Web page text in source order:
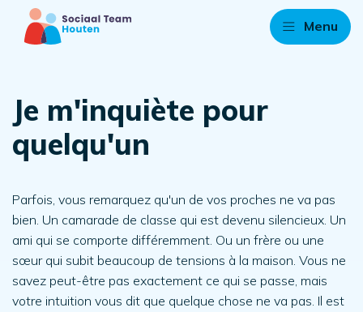
Menu
Je m'inquiète pour
quelqu'un
Parfois, vous remarquez qu'un de vos proches ne va pas
bien. Un camarade de classe qui est devenu silencieux. Un
ami qui se comporte différemment. Ou un frère ou une
sœur qui subit beaucoup de tensions à la maison. Vous ne
savez peut-être pas exactement ce qui se passe, mais
votre intuition vous dit que quelque chose ne va pas. Il est